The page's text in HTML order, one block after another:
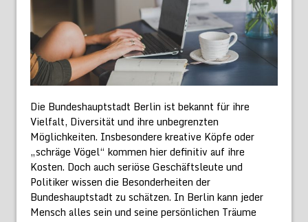
Die Bundeshauptstadt Berlin ist bekannt für ihre
Vielfalt, Diversität und ihre unbegrenzten
Möglichkeiten. Insbesondere kreative Köpfe oder
„schräge Vögel“ kommen hier definitiv auf ihre
Kosten. Doch auch seriöse Geschäftsleute und
Politiker wissen die Besonderheiten der
Bundeshauptstadt zu schätzen. In Berlin kann jeder
Mensch alles sein und seine persönlichen Träume